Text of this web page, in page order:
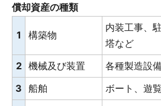
償却資産の種類
1 構築物
内装工事、
塔など
2 機械及び装置
各種製造設
3 船舶
ボート、遊